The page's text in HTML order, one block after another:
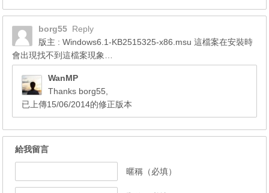
borg55 Reply
版主 : Windows6.1-KB2515325-x86.msu 這檔案在安裝時
會出現找不到這檔案現象…
WanMP
Thanks borg55,
已上傳15/06/2014的修正版本
給我留言
暱稱（必填）